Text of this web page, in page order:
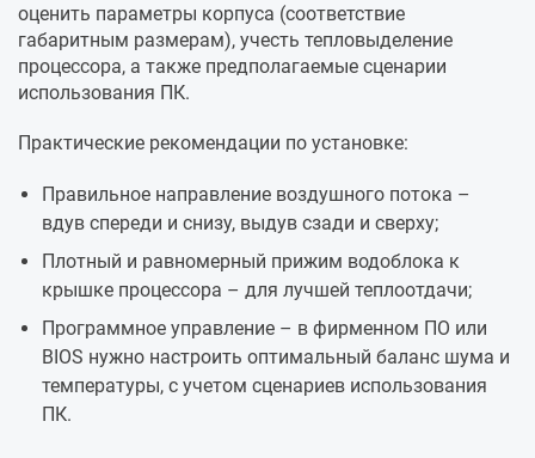
оценить параметры корпуса (соответствие
габаритным размерам), учесть тепловыделение
процессора, а также предполагаемые сценарии
использования ПК.
Практические рекомендации по установке:
Правильное направление воздушного потока –
вдув спереди и снизу, выдув сзади и сверху;
Плотный и равномерный прижим водоблока к
крышке процессора – для лучшей теплоотдачи;
Программное управление – в фирменном ПО или
BIOS нужно настроить оптимальный баланс шума и
температуры, с учетом сценариев использования
ПК.